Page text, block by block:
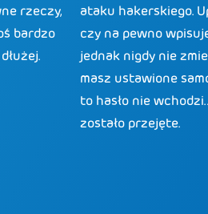
rzeczy,
bardzo
ataku hakerskiego.
czy na pewno
jednak nigdy nie
masz ustawione
to hasło nie
zostało przejęte.